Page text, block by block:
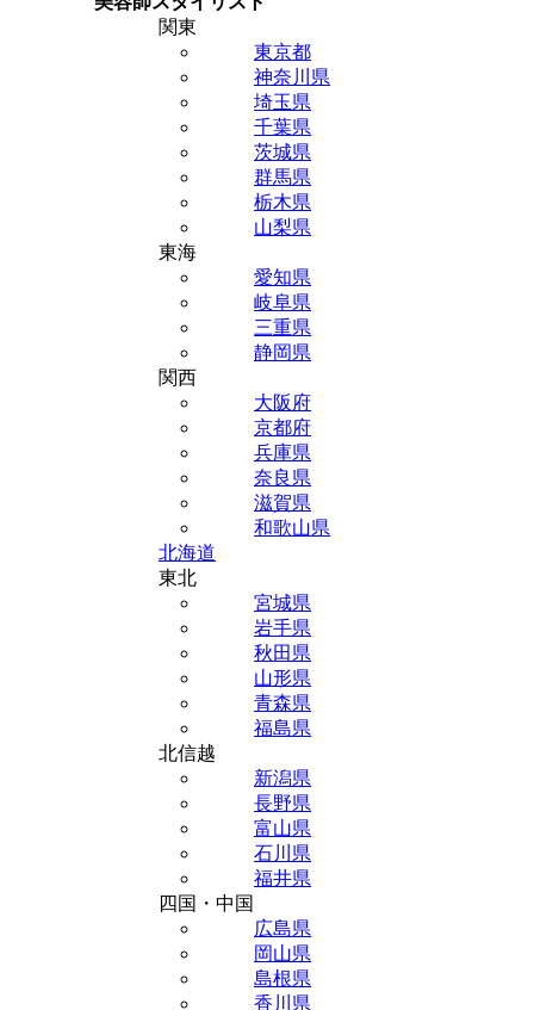
関東
東京都
神奈川県
埼玉県
千葉県
茨城県
群馬県
栃木県
山梨県
東海
愛知県
岐阜県
三重県
静岡県
関西
大阪府
京都府
兵庫県
奈良県
滋賀県
和歌山県
北海道
東北
宮城県
岩手県
秋田県
山形県
青森県
福島県
北信越
新潟県
長野県
富山県
石川県
福井県
四国・中国
広島県
岡山県
島根県
香川県